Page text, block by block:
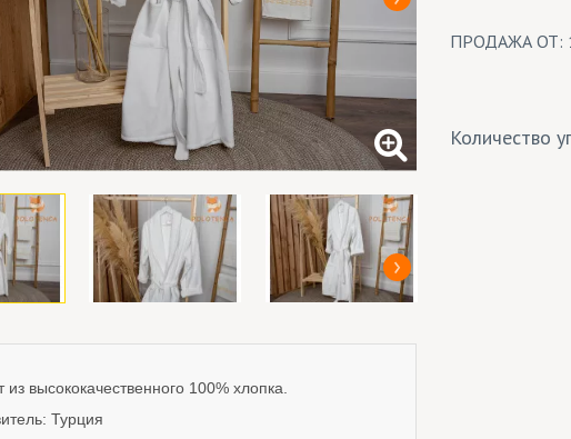
из высококачественного 100% хлопка.
Турция
ПРОДАЖА ОТ:
Количество